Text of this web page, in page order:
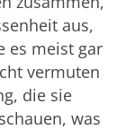
aus,
es meist gar
vermuten
die sie
was